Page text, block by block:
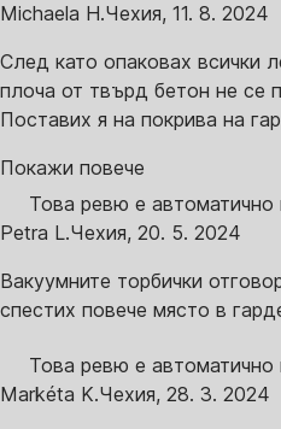
Michaela H.Чехия, 11. 8. 2024
След като опаковах всички
плоча от твърд бетон не се
Поставих я на покрива на
Покажи повече
Това ревю е автоматично
Petra L.Чехия, 20. 5. 2024
Вакуумните торбички
спестих повече място в
Това ревю е автоматично
Markéta K.Чехия, 28. 3. 2024